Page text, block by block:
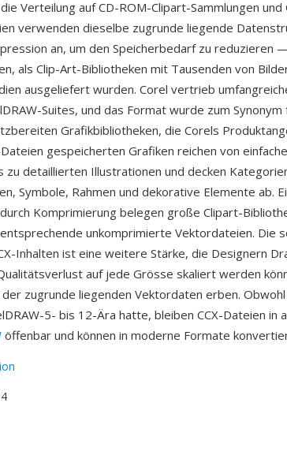
Verteilung auf CD-ROM-Clipart-Sammlungen und
verwenden dieselbe zugrunde liegende
an, um den Speicherbedarf zu reduzieren
als Clip-Art-Bibliotheken mit Tausenden von
ausgeliefert wurden. Corel vertrieb
Suites, und das Format wurde zum Synonym
Grafikbibliotheken, die Corels
gespeicherten Grafiken reichen von
zu detaillierten Illustrationen und decken
Symbole, Rahmen und dekorative Elemente ab.
Komprimierung belegen große Clipart-
unkomprimierte Vektordateien. Die
Inhalten ist eine weitere Stärke, die Designern
auf jede Grösse skaliert werden
zugrunde liegenden Vektordaten erben.
5- bis 12-Ära hatte, bleiben CCX-Dateien in
öffenbar und können in moderne Formate